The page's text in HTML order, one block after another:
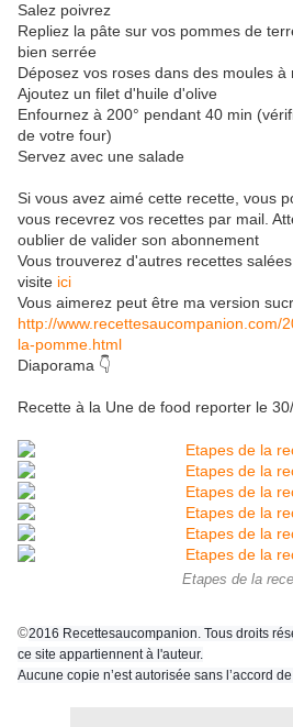
Salez poivrez
Repliez la pâte sur vos pommes de
bien serrée
Déposez vos roses dans des moules à
Ajoutez un filet d'huile d'olive
Enfournez à 200° pendant 40 min
de votre four)
Servez avec une salade
Si vous avez aimé cette recette, vous
vous recevrez vos recettes par mail.
oublier de valider son abonnement
Vous trouverez d'autres recettes
visite ici
Vous aimerez peut être ma version
http://www.recettesaucompanion.com/
la-pomme.html
Diaporama 👇
Recette à la Une de food reporter le
Etapes de la
©2016 Recettesaucompanion. Tous droits
ce site appartiennent à l'auteur.
Aucune copie n’est autorisée sans l’accord de